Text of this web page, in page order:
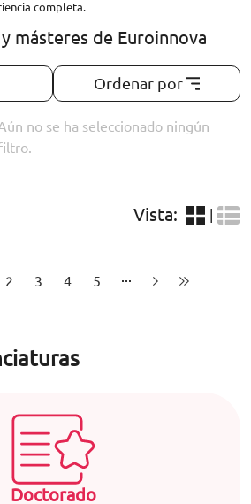
completa.
másteres de Euroinnova
Ordenar por
no se ha seleccionado ningún
Vista:
2 3 4 5
Doctorado